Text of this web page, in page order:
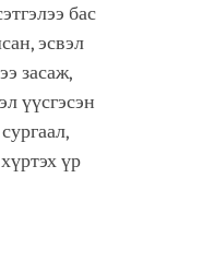
бас
эсвэл
засаж,
үүсгэсэн
үр